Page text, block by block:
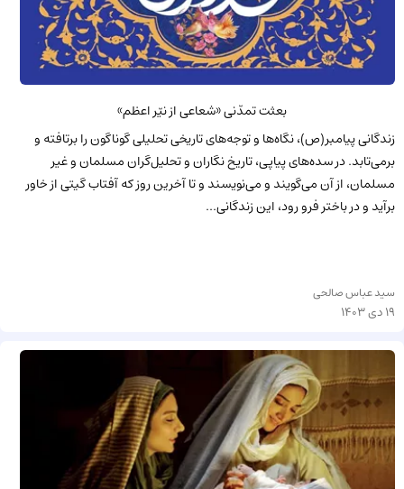
بعثت تمدّنی «شعاعی از نیّر اعظم»
زندگانی پیامبر(ص)، نگاه‌ها و توجه‌های تاریخی تحلیلی گوناگون را برتافته و
برمی‌تابد. در سده‌های پیاپی، تاریخ نگاران و تحلیل‌گران مسلمان و غیر
مسلمان، از آن می‌گویند و می‌نویسند و تا آخرین روز که آفتاب گیتی از خاور
برآید و در باختر فرو رود، این زندگانی...
سید عباس صالحی
19 دی 1403